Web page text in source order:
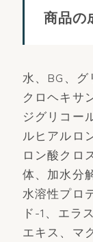
商品の
水、BG、
クロヘキサ
ジグリコー
ルヒアルロ
ロン酸クロ
体、加水分
水溶性プロ
ド-1、エラ
エキス、マ